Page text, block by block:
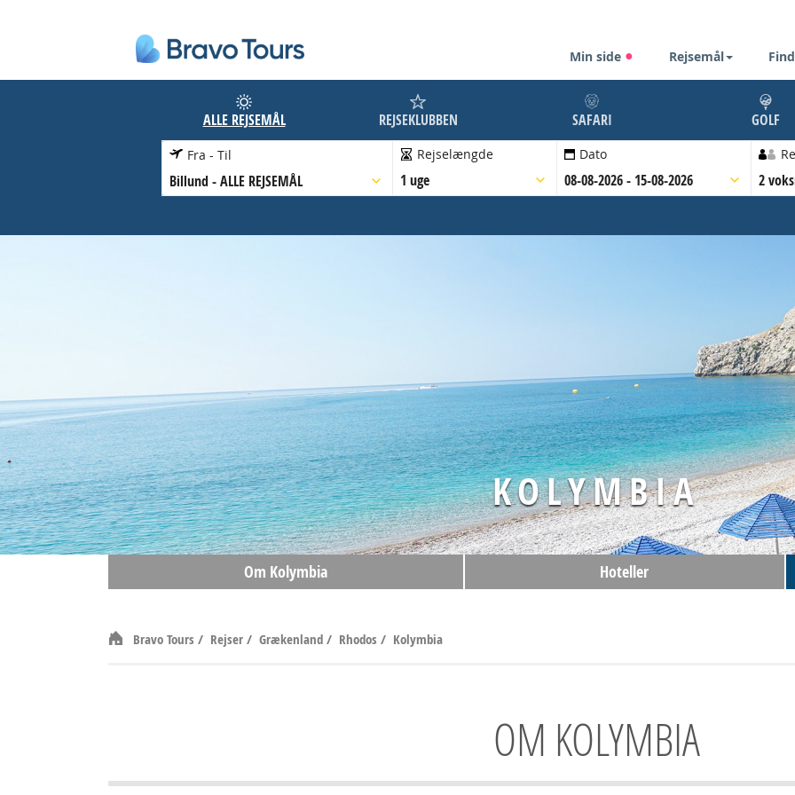
Min side Rejsemål
ALLE REJSEMÅL REJSEKLUBBEN SAFARI GOLF
Fra - Til
Billund -ALLE REJSEMÅL
Rejselængde
1 uge
Dato
08-08-2026 - 15-08-2026 2
KOLYMBIA
Om Kolymbia Hoteller
Bravo Tours / Rejser/ Grækenland/ Rhodos / Kolymbia
OM KOLYMBIA